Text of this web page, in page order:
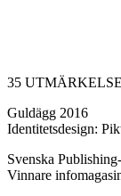
35
Guldägg 2016
Identitetsdesign:
Svenska
Vinnare